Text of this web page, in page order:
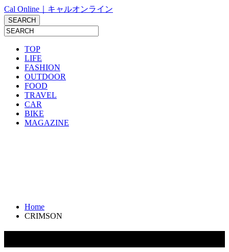
Cal Online｜キャルオンライン
TOP
LIFE
FASHION
OUTDOOR
FOOD
TRAVEL
CAR
BIKE
MAGAZINE
Home
CRIMSON